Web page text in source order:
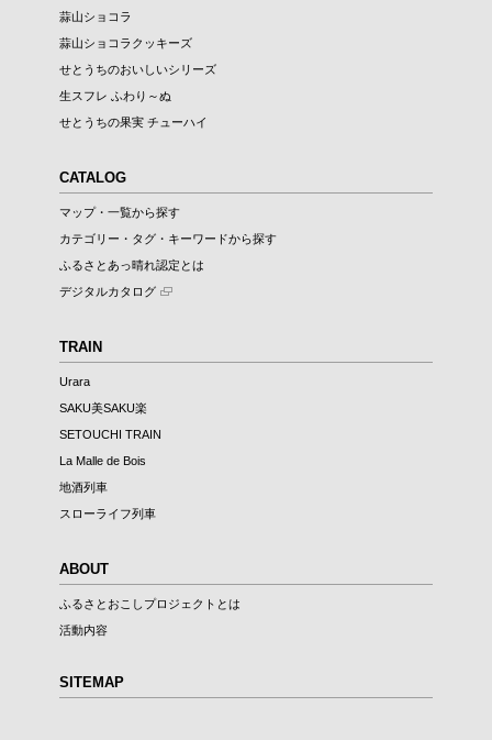
蒜山ショコラ
蒜山ショコラクッキーズ
せとうちのおいしいシリーズ
生スフレ ふわり～ぬ
せとうちの果実 チューハイ
CATALOG
マップ・一覧から探す
カテゴリー・タグ・キーワードから探す
ふるさとあっ晴れ認定とは
デジタルカタログ
TRAIN
Urara
SAKU美SAKU楽
SETOUCHI TRAIN
La Malle de Bois
地酒列車
スローライフ列車
ABOUT
ふるさとおこしプロジェクトとは
活動内容
SITEMAP